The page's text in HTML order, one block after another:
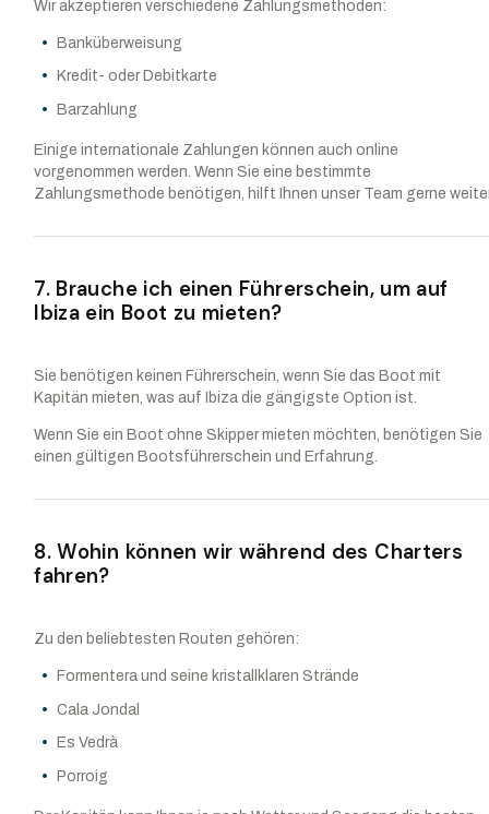
Wir akzeptieren verschiedene Zahlungsmethoden:
Banküberweisung
Kredit- oder Debitkarte
Barzahlung
Einige internationale Zahlungen können auch online
vorgenommen werden. Wenn Sie eine bestimmte
Zahlungsmethode benötigen, hilft Ihnen unser Team gerne
7. Brauche ich einen Führerschein, um auf
Ibiza ein Boot zu mieten?
Sie benötigen keinen Führerschein, wenn Sie das Boot mit
Kapitän mieten, was auf Ibiza die gängigste Option ist.
Wenn Sie ein Boot ohne Skipper mieten möchten, benötigen Sie
einen gültigen Bootsführerschein und Erfahrung.
8. Wohin können wir während des Charters
fahren?
Zu den beliebtesten Routen gehören:
Formentera und seine kristallklaren Strände
Cala Jondal
Es Vedrà
Porroig